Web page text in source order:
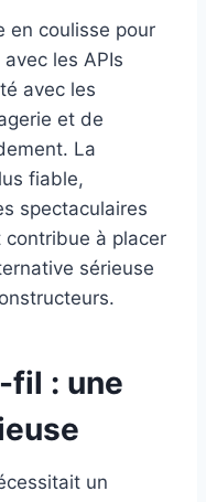
en coulisse pour
les APIs
avec les
et de
La
fiable,
spectaculaires
à placer
sérieuse
fil : une
un